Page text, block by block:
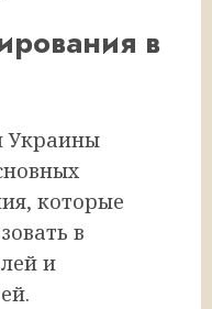
в
Украины
которые
в
и